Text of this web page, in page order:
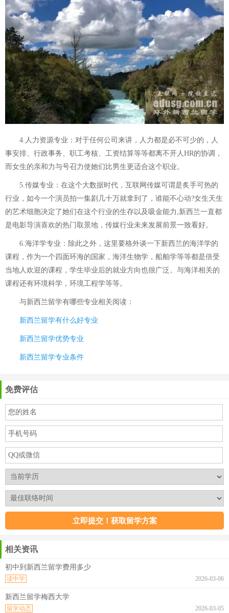
4.人力资源专业：对于任何公司来讲，人力都是必不可少的，人
事安排、行政事务、职工考核、工资结算等等都离不开人HR的协调，
而女生的亲和力与号召力使她们比男生更适合这个职业。
5.传媒专业：在这个大数据时代，互联网传媒可谓是炙手可热的
行业，如今一个演员拍一集剧几十万就拿到了，谁能不心动?女生天生
的艺术细胞决定了她们在这个行业的生存以及吸金能力,新西兰一直都
是电影导演喜欢的热门取景地，传媒行业未来发展前景一致看好。
6.海洋学专业：除此之外，这里要格外谈一下新西兰的海洋学的
课程，作为一个四面环海的国家，海洋生物学，船舶学等等都是倍受
当地人欢迎的课程，学生毕业后的就业方向也很广泛。与海洋相关的
课程还有环境科学，环境工程学等等。
与新西兰留学有哪些专业相关阅读：
新西兰留学有什么好专业
新西兰留学优势专业
新西兰留学专业条件
免费评估
相关资讯
初中到新西兰留学费用多少
2026-03-06
读中学
新西兰留学梅西大学
2026-03-05
留学动态